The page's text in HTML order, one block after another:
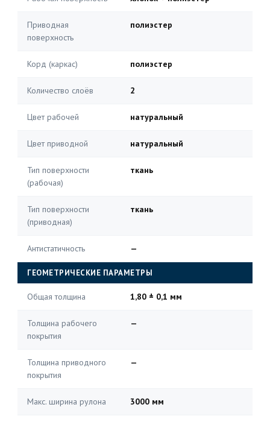
Приводная
поверхность
полиэстер
Корд (каркас) полиэстер
Количество слоёв 2
Цвет рабочей натуральный
Цвет приводной натуральный
Тип поверхности
(рабочая)
ткань
Тип поверхности
(приводная)
ткань
Антистатичность —
ГЕОМЕТРИЧЕСКИЕ ПАРАМЕТРЫ
Общая толщина 1,80 ± 0,1 мм
Толщина рабочего
покрытия
—
Толщина приводного
покрытия
—
Макс. ширина рулона 3000 мм